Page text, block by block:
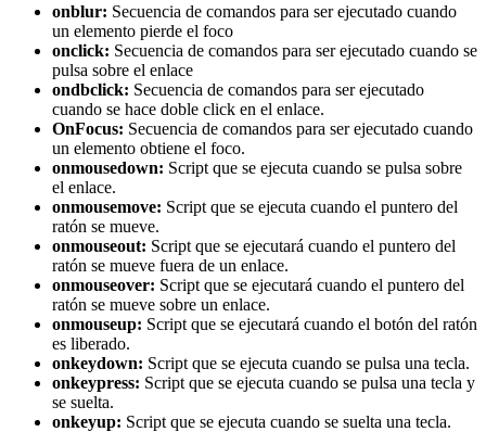
onblur: Secuencia de comandos para ser ejecutado cuando
un elemento pierde el foco
onclick: Secuencia de comandos para ser ejecutado cuando se
pulsa sobre el enlace
ondbclick: Secuencia de comandos para ser ejecutado
cuando se hace doble click en el enlace.
OnFocus: Secuencia de comandos para ser ejecutado cuando
un elemento obtiene el foco.
onmousedown: Script que se ejecuta cuando se pulsa sobre
el enlace.
onmousemove: Script que se ejecuta cuando el puntero del
ratón se mueve.
onmouseout: Script que se ejecutará cuando el puntero del
ratón se mueve fuera de un enlace.
onmouseover: Script que se ejecutará cuando el puntero del
ratón se mueve sobre un enlace.
onmouseup: Script que se ejecutará cuando el botón del ratón
es liberado.
onkeydown: Script que se ejecuta cuando se pulsa una tecla.
onkeypress: Script que se ejecuta cuando se pulsa una tecla y
se suelta.
onkeyup: Script que se ejecuta cuando se suelta una tecla.